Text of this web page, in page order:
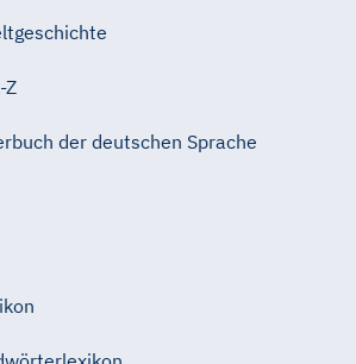
Z
der deutschen Sprache